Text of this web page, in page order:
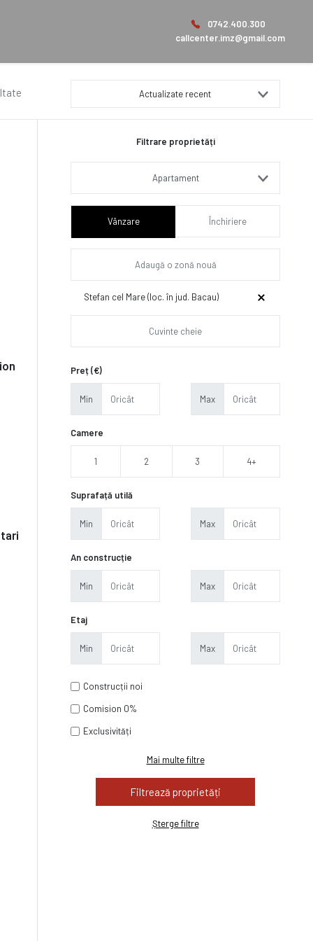
0742.400.300
callcenter.imz@gmail.com
Actualizate recent
Filtrare proprietăți
Apartament
Vânzare Închiriere
Stefan cel Mare (loc. în jud. Bacau)
Preț (€)
Min Max
Camere
1 2 3 4+
Suprafață utilă
Min Max
An construcție
Min Max
Etaj
Min Max
Construcții noi
Comision 0%
Exclusivități
Mai multe filtre
Șterge filtre